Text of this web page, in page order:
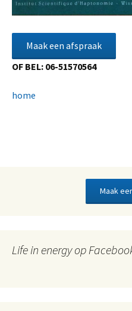
Maak een afspraak
OF BEL: 06-51570564
home
Maak
Life in energy op